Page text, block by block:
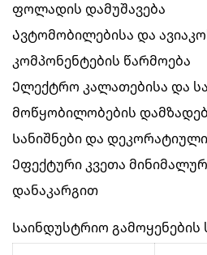
ფოლადის დამუშავება
Ავტომობილებისა და
კომპონენტების წარმოება
Ელექტრო კალათებისა და
მოწყობილობების
Სანიშნები და
Ეფექტური კვეთა
დანაკარგით
Საინდუსტრიო გამოყენების